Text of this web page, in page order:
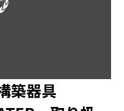
築器具